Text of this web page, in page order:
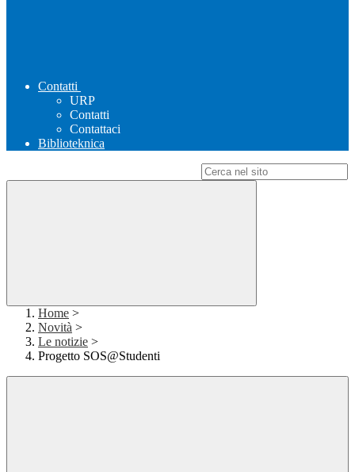
Contatti
URP
Contatti
Contattaci
Biblioteknica
Home >
Novità >
Le notizie >
Progetto SOS@Studenti